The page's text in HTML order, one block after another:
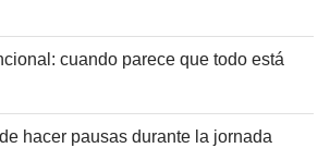
cuando parece que todo está
hacer pausas durante la jornada